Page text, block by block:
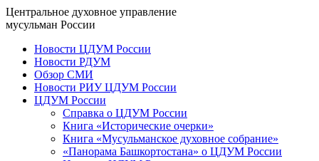
Центральное духовное управление
мусульман России
Новости ЦДУМ России
Новости РДУМ
Обзор СМИ
Новости РИУ ЦДУМ России
ЦДУМ России
Справка о ЦДУМ России
Книга «Исторические очерки»
Книга «Мусульманское духовное собрание»
«Панорама Башкортостана» о ЦДУМ России